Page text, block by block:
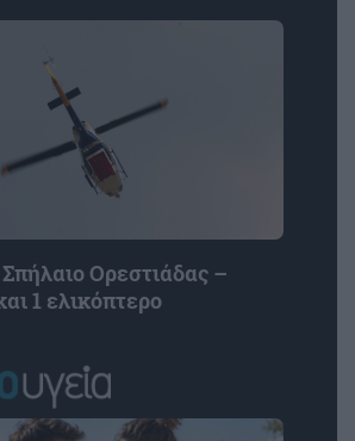
Ορεστιάδας –
1 ελικόπτερο